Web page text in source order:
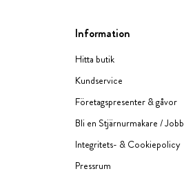
Information
Hitta butik
Kundservice
Företagspresenter & gåvor
Bli en Stjärnurmakare / Jobb
Integritets- & Cookiepolicy
Pressrum